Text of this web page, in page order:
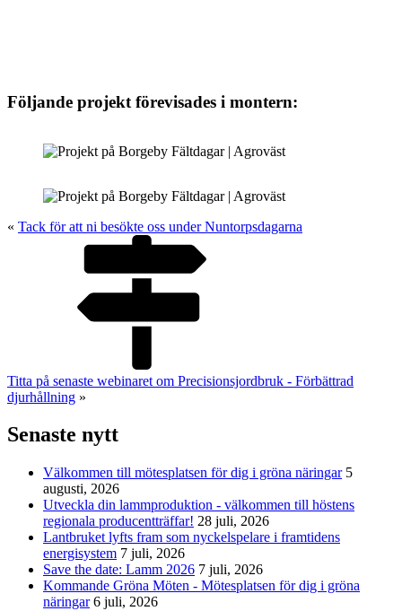
Följande projekt förevisades i montern:
« Tack för att ni besökte oss under Nuntorpsdagarna
Titta på senaste webinaret om Precisionsjordbruk - Förbättrad
djurhållning »
Senaste nytt
Välkommen till mötesplatsen för dig i gröna näringar 5
augusti, 2026
Utveckla din lammproduktion - välkommen till höstens
regionala producentträffar! 28 juli, 2026
Lantbruket lyfts fram som nyckelspelare i framtidens
energisystem 7 juli, 2026
Save the date: Lamm 2026 7 juli, 2026
Kommande Gröna Möten - Mötesplatsen för dig i gröna
näringar 6 juli, 2026